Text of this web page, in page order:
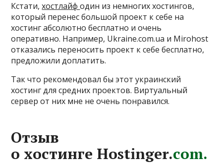
Кстати,хостлайфодин из немногих хостингов,
который перенес большой проект к себе на
хостинг абсолютно бесплатно и очень
оперативно. Например, Ukraine.com.ua и Mirohost
отказались переносить проект к себе бесплатно,
предложили доплатить.
Так что рекомендовал бы этот украинский
хостинг для средних проектов. Виртуальный
сервер от них мне не очень понравился.
Отзыв
о хостинге Hostinger.com.